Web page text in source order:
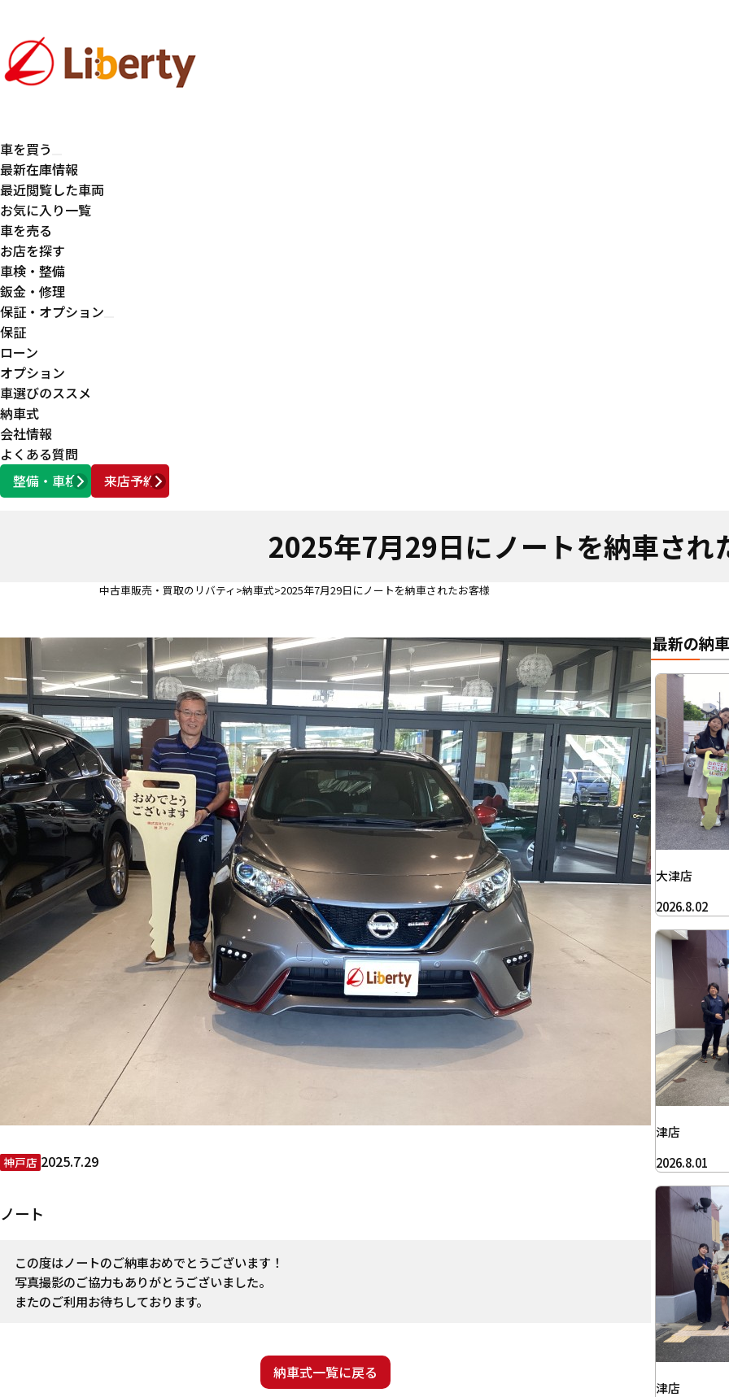
車を買う
最新在庫情報
最近閲覧した車両
お気に入り一覧
車を売る
お店を探す
車検・整備
鈑金・修理
保証・オプション
保証
ローン
オプション
車選びのススメ
納車式
会社情報
よくある質問
整備・車検
来店予約
営業時間 AM10:00 ～ PM6:00
2025年7月29日にノートを納車され
中古車販売・買取のリバティ 納車式 2025年7月29日にノートを納車されたお客様
神戸店 2025.7.29
ノート
この度はノートのご納車おめでとうございます！
写真撮影のご協力もありがとうございました。
またのご利用お待ちしております。
納車式一覧に戻る
最新の納
大津店
2026.8.02
津店
2026.8.01
津店